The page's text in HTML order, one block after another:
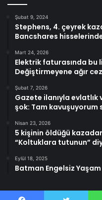
Şubat 9, 2024
Stephens, 4. çeyrek
Bancshares
Mart 24, 2026
Elektrik faturasında
Değiştirmeyene ağır
Şubat 7, 2026
Gazete ilanıyla
şok: Tam kavuşuyorum
Nisan 23, 2026
5 kişinin öldüğü
“Koltuklara tutunun”
Eylül 18, 2025
Batman Engelsiz